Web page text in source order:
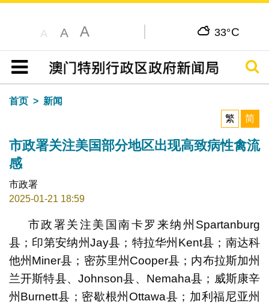
A A A 33°C
目录
搜寻
首页
新闻
繁
简
市政署关注美国部分地区出现高致病性禽流
感
市政署
2025-01-21 18:59
市政署关注美国南卡罗来纳州Spartanburg
县；印第安纳州Jay县；特拉华州Kent县；南达科
他州Miner县；密苏里州Cooper县；内布拉斯加州
兰开斯特县、Johnson县、Nemaha县；威斯康辛
州Burnett县；密歇根州Ottawa县；加利福尼亚州